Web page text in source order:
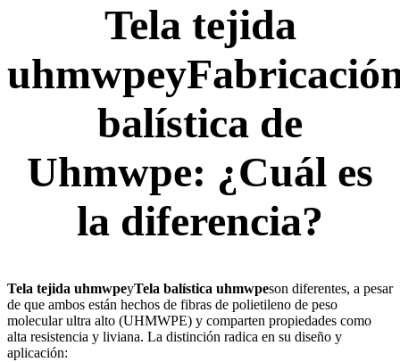
Tela tejida
uhmwpey
balística de
Uhmwpe: ¿Cuál es
la diferencia?
Tela tejida uhmwpeyTela balística uhmwpeson diferentes, a pesar
de que ambos están hechos de fibras de polietileno de peso
molecular ultra alto (UHMWPE) y comparten propiedades como
alta resistencia y liviana. La distinción radica en su diseño y
aplicación: